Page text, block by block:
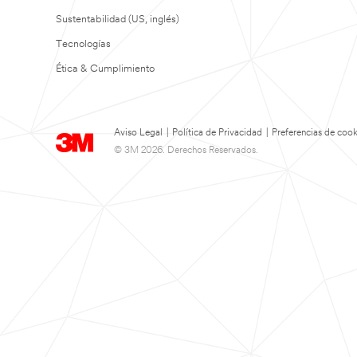
Sustentabilidad (US, inglés)
Tecnologías
Ética & Cumplimiento
Aviso Legal Política de Privacidad
Preferencias de
© 3M 2026. Derechos Reservados.